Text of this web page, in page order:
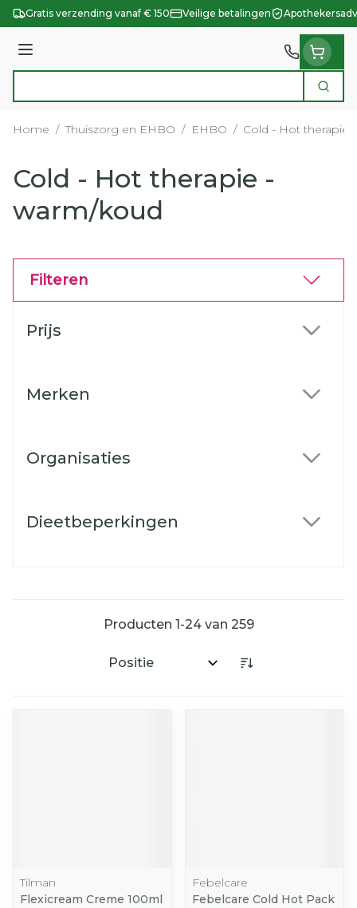
Ga naar de inhoud
Gratis verzending vanaf € 150 Veilige betalingen
Menu
Zoek
Home / Thuiszorg en EHBO / EHBO / Cold - Hot therapie
Cold - Hot therapie -
warm/koud
Filteren
Prijs
Merken
Organisaties
Dieetbeperkingen
Producten 1-24van 259
Sorteer op:
Tilman
Flexicream Creme 100ml
Febelcare
Febelcare Cold Hot Pack